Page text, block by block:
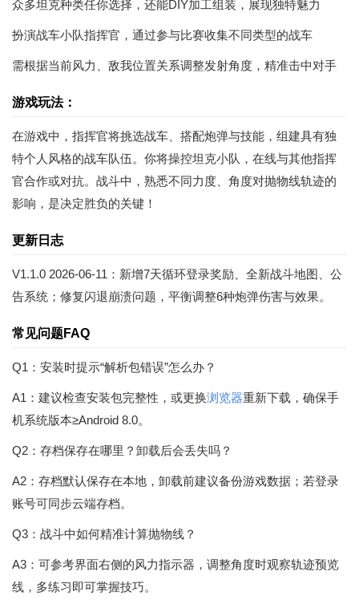
众多坦克种类任你选择，还能DIY加工组装，展现独特魅力
扮演战车小队指挥官，通过参与比赛收集不同类型的战车
需根据当前风力、敌我位置关系调整发射角度，精准击中对手
游戏玩法：
在游戏中，指挥官将挑选战车、搭配炮弹与技能，组建具有独
特个人风格的战车队伍。你将操控坦克小队，在线与其他指挥
官合作或对抗。战斗中，熟悉不同力度、角度对抛物线轨迹的
影响，是决定胜负的关键！
更新日志
V1.1.0 2026-06-11：新增7天循环登录奖励、全新战斗地图、公
告系统；修复闪退崩溃问题，平衡调整6种炮弹伤害与效果。
常见问题FAQ
Q1：安装时提示“解析包错误”怎么办？
A1：建议检查安装包完整性，或更换浏览器重新下载，确保手
机系统版本≥Android 8.0。
Q2：存档保存在哪里？卸载后会丢失吗？
A2：存档默认保存在本地，卸载前建议备份游戏数据；若登录
账号可同步云端存档。
Q3：战斗中如何精准计算抛物线？
A3：可参考界面右侧的风力指示器，调整角度时观察轨迹预览
线，多练习即可掌握技巧。